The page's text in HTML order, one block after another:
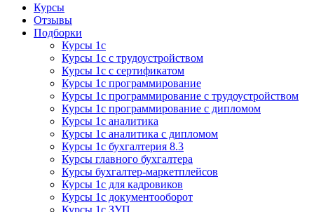
Курсы
Отзывы
Подборки
Курсы 1с
Курсы 1с с трудоустройством
Курсы 1с с сертификатом
Курсы 1с программирование
Курсы 1с программирование с трудоустройством
Курсы 1с программирование с дипломом
Курсы 1с аналитика
Курсы 1с аналитика с дипломом
Курсы 1с бухгалтерия 8.3
Курсы главного бухгалтера
Курсы бухгалтер-маркетплейсов
Курсы 1с для кадровиков
Курсы 1с документооборот
Курсы 1с ЗУП